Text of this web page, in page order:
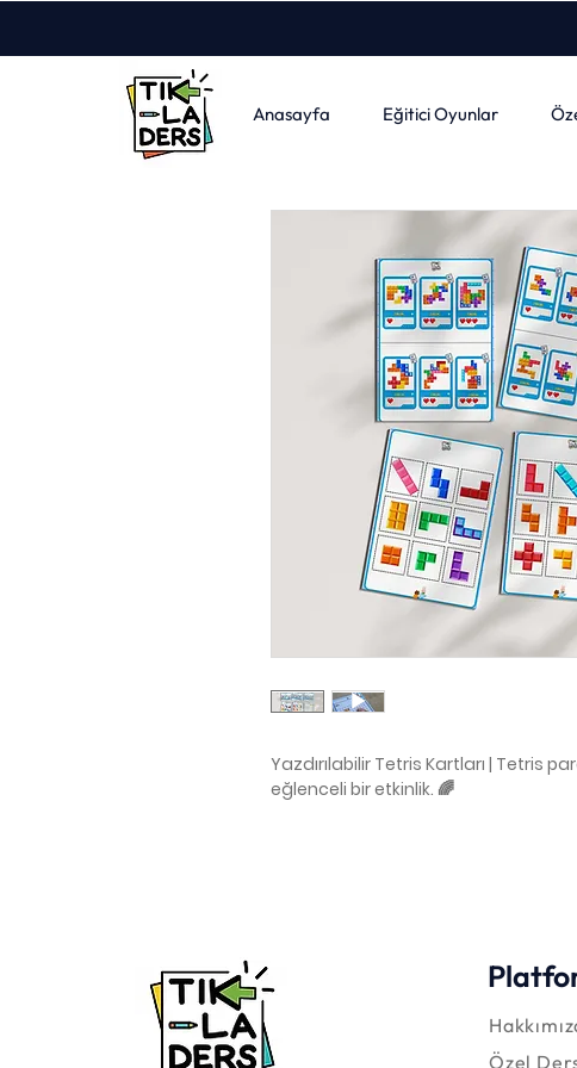
Anasayfa Eğitici Oyunlar
Yazdırılabilir Tetris Kartları | Tetris
eğlenceli bir etkinlik. 🌈
Özel